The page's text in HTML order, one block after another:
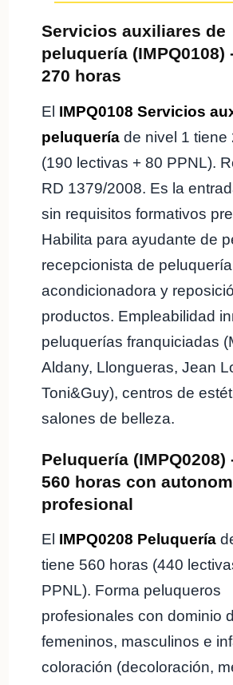
🟢 INSCRIPCIÓN ABIERTA
PRESENCIAL
IR A INSCRIPCIÓN
Servicios auxiliares de
peluquería (IMPQ0108)
270 horas
El IMPQ0108 Servicios
peluqueríade nivel 1 tiene
(190 lectivas + 80 PPNL).
RD 1379/2008. Es la
sin requisitos formativos
Habilita para ayudante de
recepcionista de
acondicionadora y
productos. Empleabilidad
peluquerías franquiciadas
Aldany, Llongueras, Jean
Toni&Guy), centros de
salones de belleza.
Peluquería (IMPQ0208)
560 horas con
profesional
El IMPQ0208 Peluquería
tiene 560 horas (440
PPNL). Forma peluqueros
profesionales con dominio
femeninos, masculinos e
coloración (decoloración,